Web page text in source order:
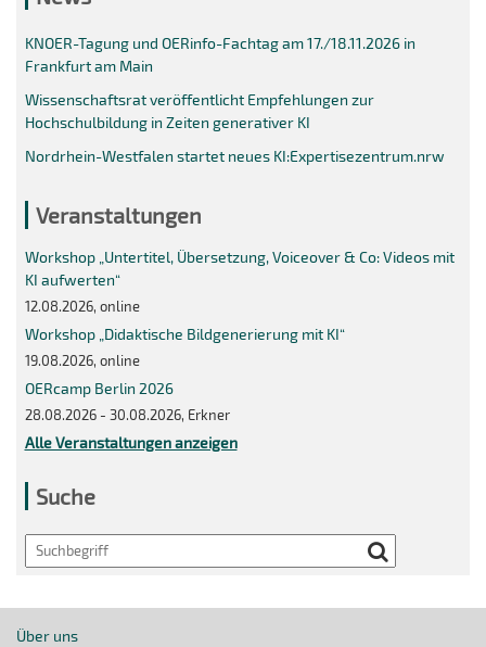
KNOER-Tagung und OERinfo-Fachtag am 17./18.11.2026 in
Frankfurt am Main
Wissenschaftsrat veröffentlicht Empfehlungen zur
Hochschulbildung in Zeiten generativer KI
Nordrhein-Westfalen startet neues KI:Expertisezentrum.nrw
Veranstaltungen
Workshop „Untertitel, Übersetzung, Voiceover & Co: Videos mit
KI aufwerten“
12.08.2026, online
Workshop „Didaktische Bildgenerierung mit KI“
19.08.2026, online
OERcamp Berlin 2026
28.08.2026 - 30.08.2026, Erkner
Alle Veranstaltungen anzeigen
Suche
Search
Über uns